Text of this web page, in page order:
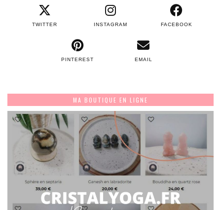
TWITTER INSTAGRAM FACEBOOK
PINTEREST EMAIL
MA BOUTIQUE EN LIGNE